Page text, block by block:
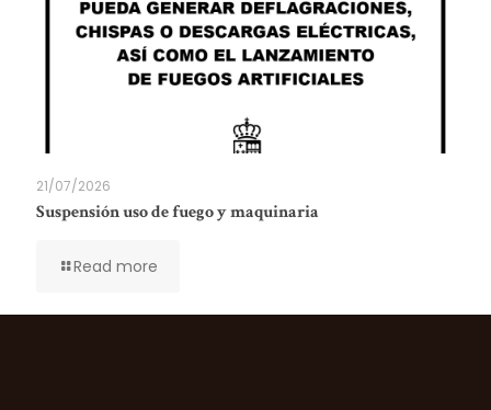
21/07/2026
Suspensión uso de fuego y maquinaria
Read more